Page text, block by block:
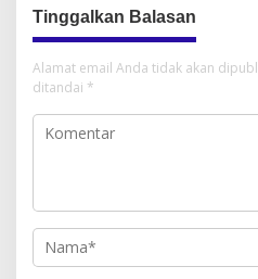
Tinggalkan Balasan
Alamat email Anda tidak akan
ditandai *